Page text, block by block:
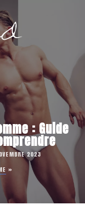
: Guide
2023
»